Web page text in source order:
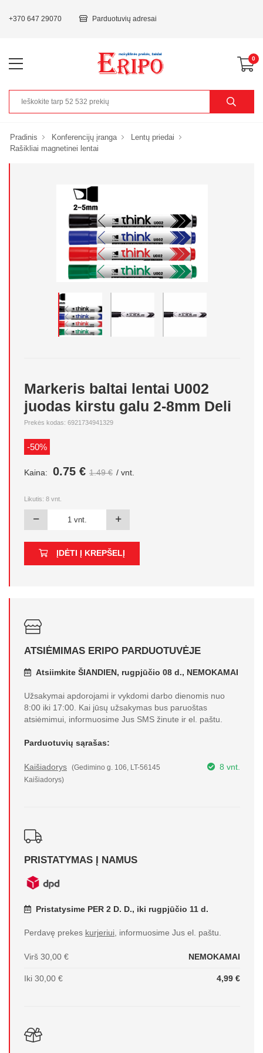
+370 647 29070 Parduotuvių adresai
0
Pradinis Konferencijų įranga
Lentų priedai
Rašikliai magnetinei lentai
Markeris baltai lentai U002
juodas kirstu galu 2-8mm Deli
Prekės kodas: 6921734941329
-50%
Kaina: 0.75 € 1.49 € / vnt.
Likutis: 8 vnt.
ĮDĖTI Į KREPŠELĮ
ATSIĖMIMAS ERIPO PARDUOTUVĖJE
Atsiimkite ŠIANDIEN, rugpjūčio 08 d., NEMOKAMAI
Užsakymai apdorojami ir vykdomi darbo dienomis nuo
8:00 iki 17:00. Kai jūsų užsakymas bus paruoštas
atsiėmimui, informuosime Jus SMS žinute ir el. paštu.
Parduotuvių sąrašas:
Kaišiadorys
(Gedimino g. 106, LT-56145
Kaišiadorys)
8 vnt.
PRISTATYMAS Į NAMUS
Pristatysime PER 2 D. D., iki rugpjūčio 11 d.
Perdavę prekes kurjeriui, informuosime Jus el. paštu.
Virš 30,00 € NEMOKAMAI
Iki 30,00 € 4,99 €